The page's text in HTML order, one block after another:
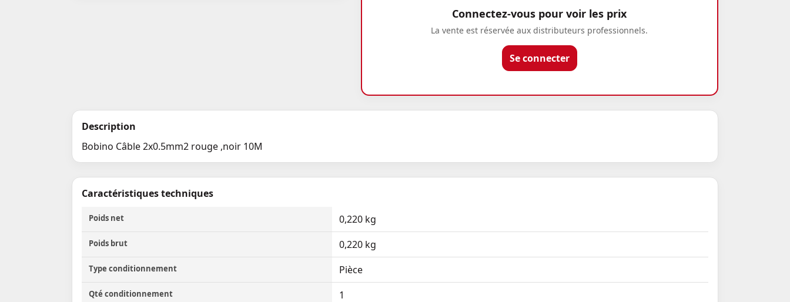
Connectez-vous pour voir les prix
La vente est réservée aux distributeurs professionnels.
Se connecter
Description
Bobino Câble 2x0.5mm2 rouge ,noir 10M
Caractéristiques techniques
Poids net 0,220 kg
Poids brut 0,220 kg
Type conditionnement Pièce
Qté conditionnement 1